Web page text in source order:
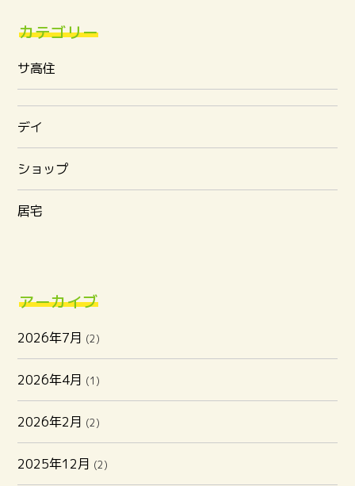
カテゴリー
サ高住
デイ
ショップ
居宅
アーカイブ
2026年7月 (2)
2026年4月 (1)
2026年2月 (2)
2025年12月 (2)